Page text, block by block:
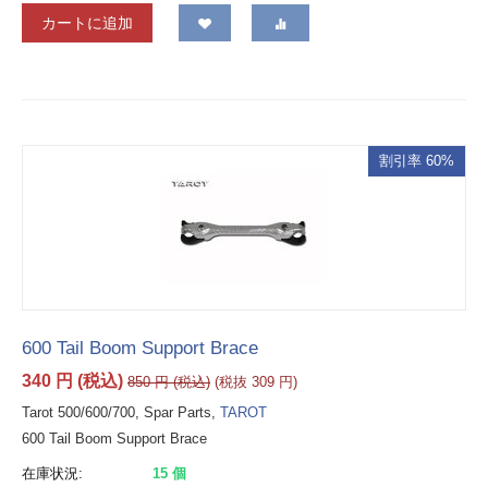
カートに追加
割引率 60%
600 Tail Boom Support Brace
340 円 (税込) 850 円(税込) (税抜 309 円)
Tarot 500/600/700, Spar Parts, TAROT
600 Tail Boom Support Brace
在庫状況: 15 個